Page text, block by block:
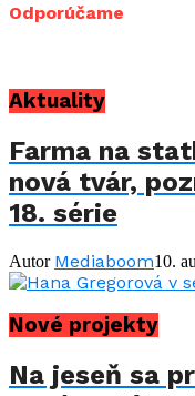
Odporúčame
Aktuality
Farma na
nová tvár,
18. série
Autor Mediaboom10.
Nové projekty
Na jeseň sa